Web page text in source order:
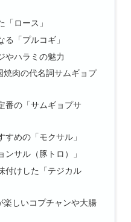
ロース」
「プルコギ」
やハラミの魅力
焼肉の代名詞サムギョプ
番の「サムギョプサ
すめの「モクサル」
ンサル（豚トロ）」
付けした「テジカル
楽しいコプチャンや大腸